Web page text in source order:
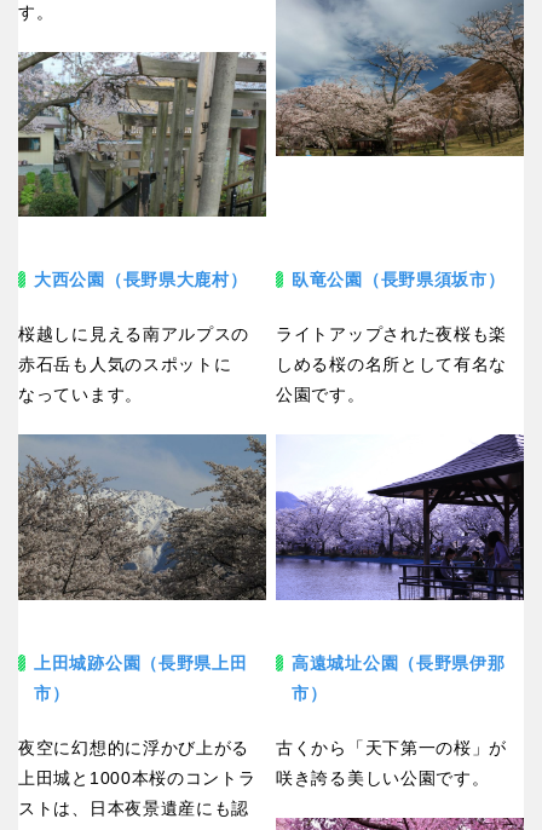
す。
大西公園（長野県大鹿村）
桜越しに見える南アルプスの
赤石岳も人気のスポットに
なっています。
臥竜公園（長野県須坂市）
ライトアップされた夜桜も楽
しめる桜の名所として有名な
公園です。
上田城跡公園（長野県上田
市）
夜空に幻想的に浮かび上がる
上田城と1000本桜のコントラ
ストは、日本夜景遺産にも認
高遠城址公園（長野県伊那
市）
古くから「天下第一の桜」が
咲き誇る美しい公園です。